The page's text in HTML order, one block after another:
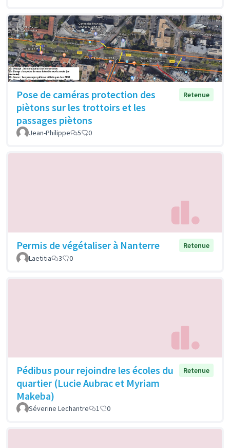
Pose de caméras protection des
piètons sur les trottoirs et les
passages piètons
Retenue
Jean-Philippe 5 0
Permis de végétaliser à Nanterre
Retenue
Laetitia
3 0
Pédibus pour rejoindre les écoles du
quartier (Lucie Aubrac et Myriam
Makeba)
Retenue
Séverine Lechantre 1 0